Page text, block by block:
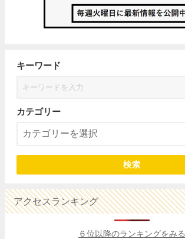
キーワード
カテゴリー
検索
アクセスランキング
６位以降のランキングをみる